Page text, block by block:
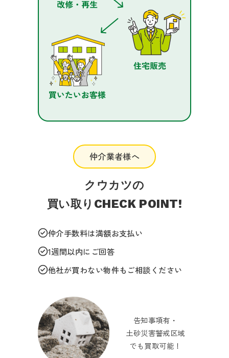
仲介業者様へ
クウカツの
買い取り CHECK POINT!
仲介手数料は満額お支払い
1週間以内にご回答
他社が買わない物件もご相談ください
告知事項有・
土砂災害警戒区域
でも買取可能！